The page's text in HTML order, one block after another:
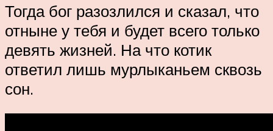
Тогда бог разозлился и сказал, что
отныне у тебя и будет всего только
девять жизней. На что котик
ответил лишь мурлыканьем сквозь
сон.